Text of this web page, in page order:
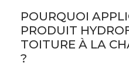
POURQUOI
PRODUIT
TOITURE À LA
?